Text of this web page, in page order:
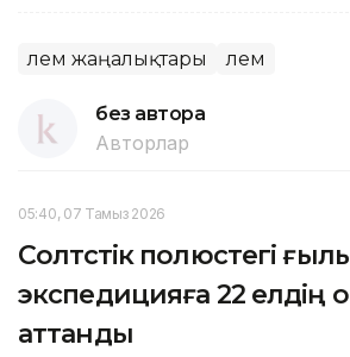
Әлем жаңалықтары Әлем
без автора
Авторлар
05:40, 07 Тамыз 2026
Солтүстік полюстегі
экспедицияға 22 елдің
аттанды